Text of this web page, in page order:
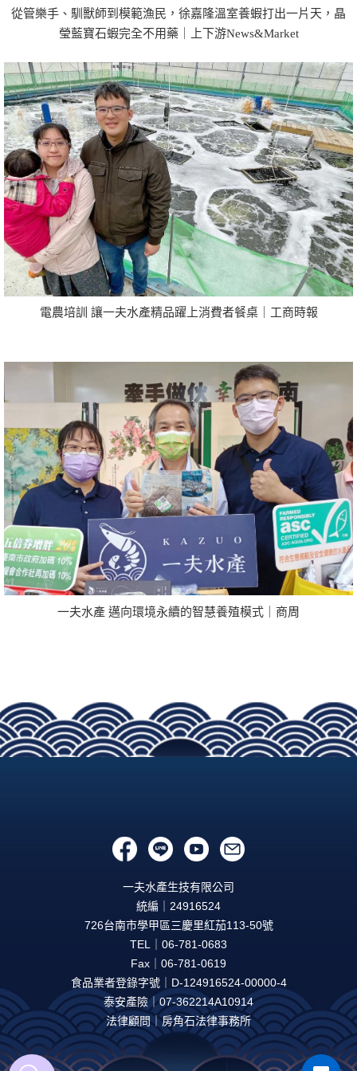
從管樂手、馴獸師到模範漁民，徐嘉隆溫室養蝦打出一片天，晶
瑩藍寶石蝦完全不用藥｜上下游News&Market
電農培訓 讓一夫水產精品躍上消費者餐桌｜工商時報
一夫水產 邁向環境永續的智慧養殖模式｜商周
一夫水產生技有限公司
統編｜24916524
726台南市學甲區三慶里紅茄113-50號
TEL｜06-781-0683
Fax｜06-781-0619
食品業者登錄字號｜D-124916524-00000-4
泰安產險｜07-362214A10914
法律顧問｜房角石法律事務所